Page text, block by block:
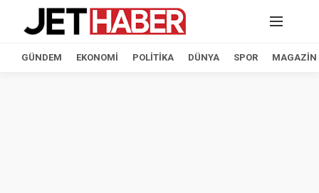
GÜNDEM EKONOMI POLITIKA DÜNYA SPOR MAGAZIN